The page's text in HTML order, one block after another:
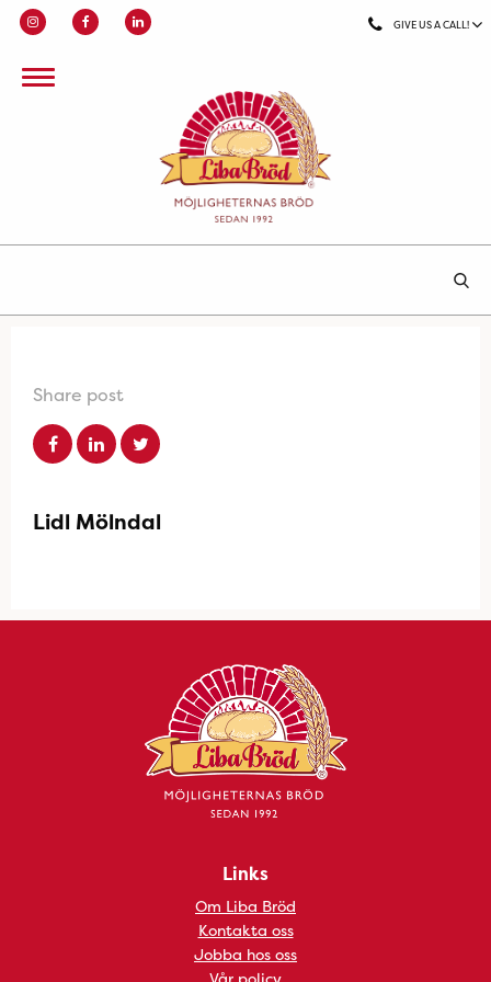
GIVE US A CALL!
Share post
Lidl Mölndal
Links
Om Liba Bröd
Kontakta oss
Jobba hos oss